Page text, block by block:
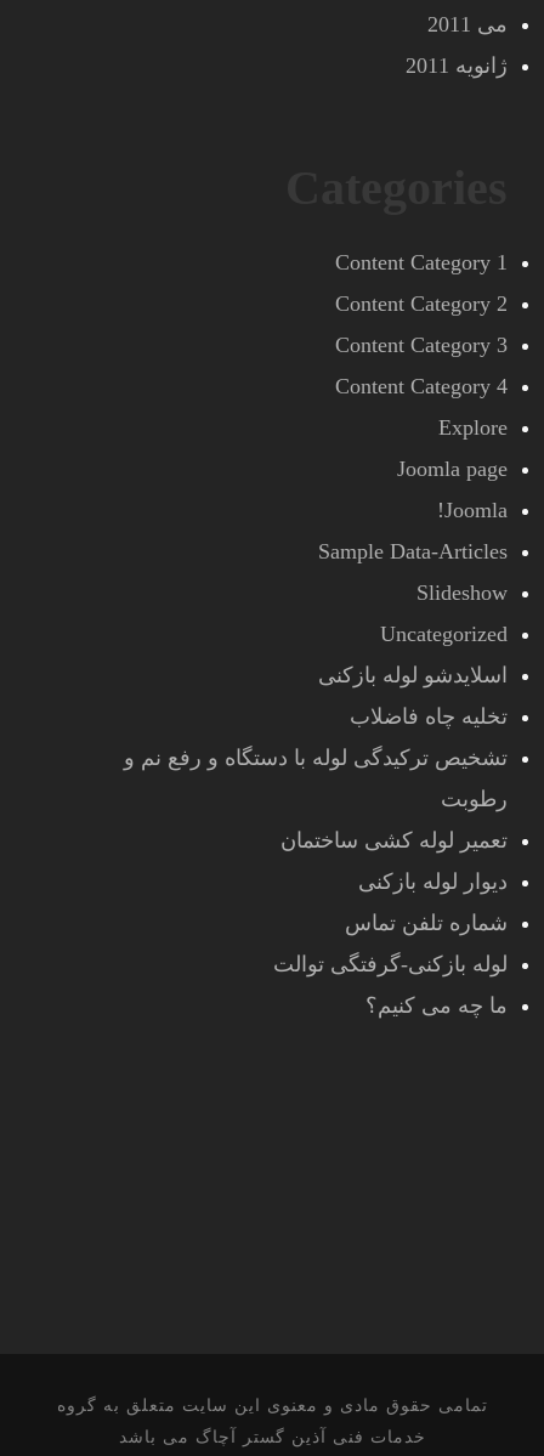
می 2011
ژانویه 2011
Content Category 1
Content Category 2
Content Category 3
Content Category 4
Explore
Joomla page
Joomla!
Sample Data-Articles
Slideshow
Uncategorized
اسلایدشو لوله بازکنی
تخلیه چاه فاضلاب
تشخیص ترکیدگی لوله با دستگاه و رفع نم و
رطوبت
تعمیر لوله کشی ساختمان
دیوار لوله بازکنی
شماره تلفن تماس
لوله بازکنی-گرفتگی توالت
ما چه می کنیم؟
تمامی حقوق مادی و معنوی این سایت متعلق به گروه
خدمات فنی آذین گستر آچاگ می باشد